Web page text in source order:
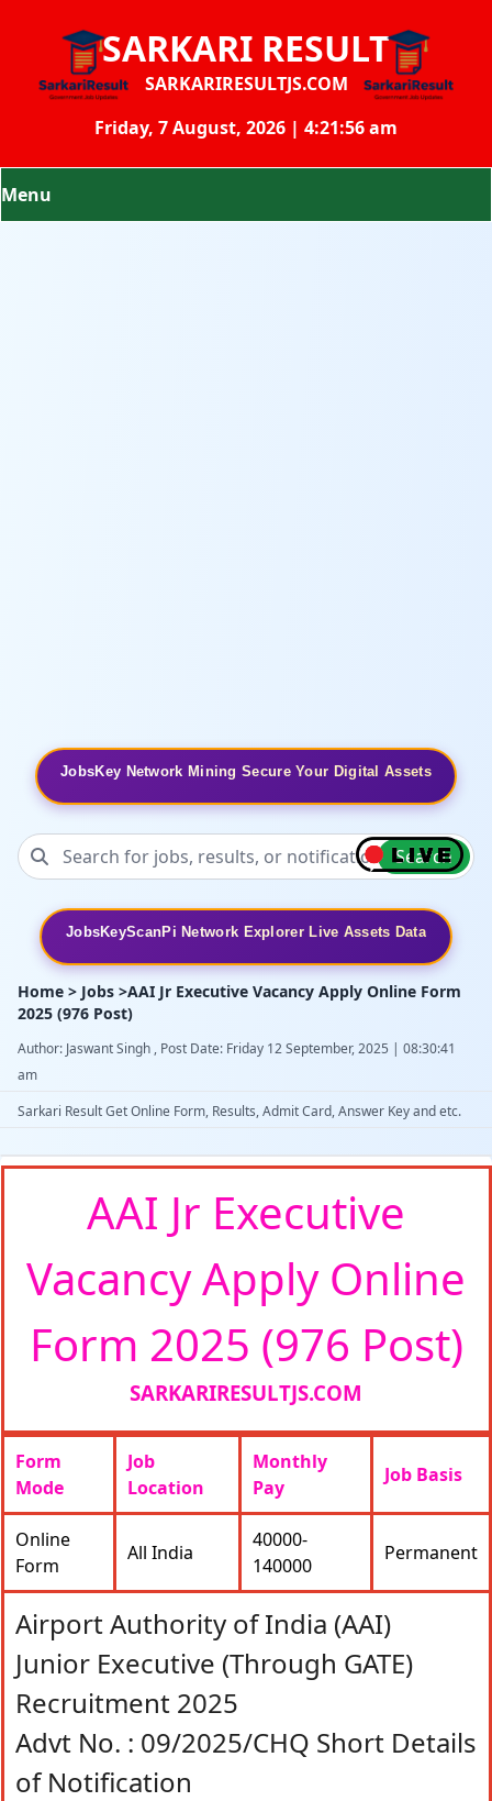
SARKARI RESULT
SARKARIRESULTJS.COM
Friday, 7 August, 2026 | 4:21:56 am
Menu
JobsKey Network Mining Secure Your Digital Assets
Search
JobsKeyScanPi Network Explorer Live Assets Data
Home > Jobs >AAI Jr Executive Vacancy Apply Online Form
2025 (976 Post)
Author: Jaswant Singh , Post Date: Friday 12 September, 2025 | 08:30:41
am
Sarkari Result Get Online Form, Results, Admit Card, Answer Key and etc.
AAI Jr Executive
Vacancy Apply Online
Form 2025 (976 Post)
SARKARIRESULTJS.COM
Form
Mode
Job
Location
Monthly
Pay
Job Basis
Online
Form
All India
40000‐
140000
Permanent
Airport Authority of India (AAI)
Junior Executive (Through GATE)
Recruitment 2025
Advt No. : 09/2025/CHQ Short Details
of Notification